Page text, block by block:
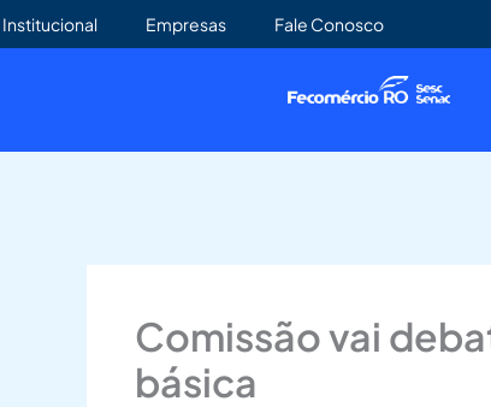
Ir
para
Institucional Empresas Fale Conosco
Comissão vai
básica